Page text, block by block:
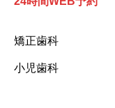
矯正歯科
小児歯科